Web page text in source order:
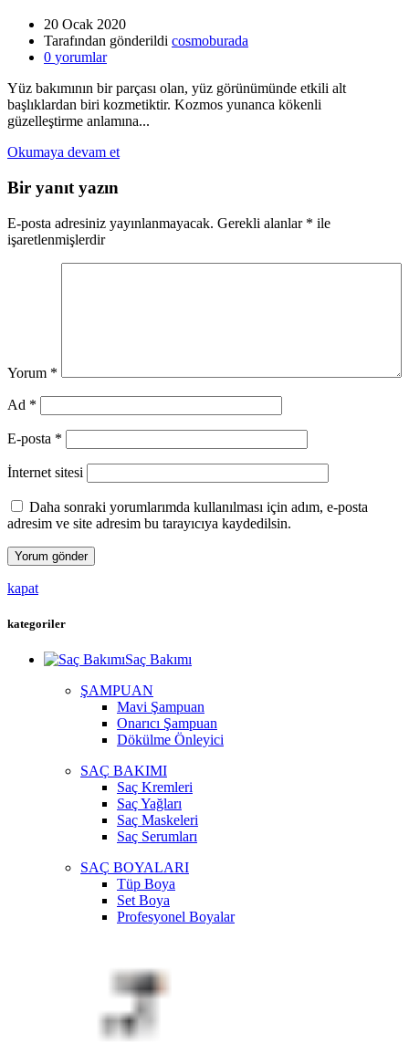
20 Ocak 2020
Tarafından gönderildi cosmoburada
0 yorumlar
Yüz bakımının bir parçası olan, yüz görünümünde etkili alt
başlıklardan biri kozmetiktir. Kozmos yunanca kökenli
güzelleştirme anlamına...
Okumaya devam et
Bir yanıt yazın
E-posta adresiniz yayınlanmayacak. Gerekli alanlar * ile
işaretlenmişlerdir
Yorum *
Ad *
E-posta *
İnternet sitesi
Daha sonraki yorumlarımda kullanılması için adım, e-posta
adresim ve site adresim bu tarayıcıya kaydedilsin.
kapat
kategoriler
Saç Bakımı
ŞAMPUAN
Mavi Şampuan
Onarıcı Şampuan
Dökülme Önleyici
SAÇ BAKIMI
Saç Kremleri
Saç Yağları
Saç Maskeleri
Saç Serumları
SAÇ BOYALARI
Tüp Boya
Set Boya
Profesyonel Boyalar